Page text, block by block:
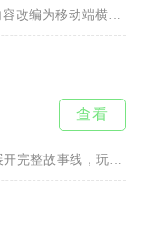
，把街机格斗对战和手游养成
查看
停业的家族美术馆，依靠名画消